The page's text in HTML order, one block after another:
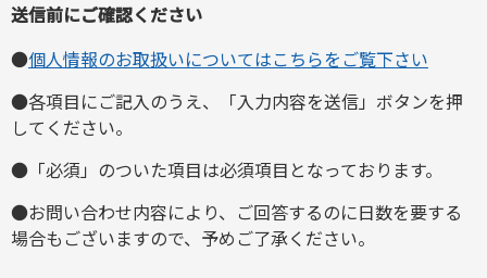
送信前にご確認ください
●個人情報のお取扱いについてはこちらをご覧下さい
●各項目にご記入のうえ、「入力内容を送信」ボタンを押
してください。
●「必須」のついた項目は必須項目となっております。
●お問い合わせ内容により、ご回答するのに日数を要する
場合もございますので、予めご了承ください。